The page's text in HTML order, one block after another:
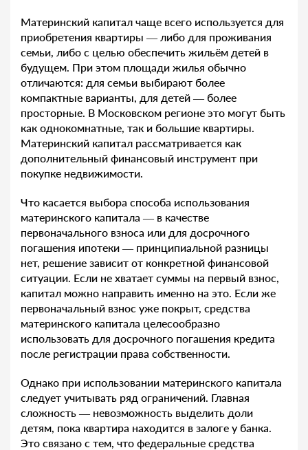
Материнский капитал чаще всего используется для
приобретения квартиры — либо для проживания
семьи, либо с целью обеспечить жильём детей в
будущем. При этом площади жилья обычно
отличаются: для семьи выбирают более
компактные варианты, для детей — более
просторные. В Московском регионе это могут быть
как однокомнатные, так и большие квартиры.
Материнский капитал рассматривается как
дополнительный финансовый инструмент при
покупке недвижимости.
Что касается выбора способа использования
материнского капитала — в качестве
первоначального взноса или для досрочного
погашения ипотеки — принципиальной разницы
нет, решение зависит от конкретной финансовой
ситуации. Если не хватает суммы на первый взнос,
капитал можно направить именно на это. Если же
первоначальный взнос уже покрыт, средства
материнского капитала целесообразно
использовать для досрочного погашения кредита
после регистрации права собственности.
Однако при использовании материнского капитала
следует учитывать ряд ограничений. Главная
сложность — невозможность выделить доли
детям, пока квартира находится в залоге у банка.
Это связано с тем, что федеральные средства